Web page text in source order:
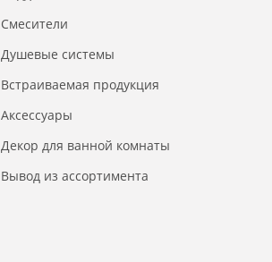
Смесители
Душевые системы
Встраиваемая продукция
Аксессуары
Декор для ванной комнаты
Вывод из ассортимента